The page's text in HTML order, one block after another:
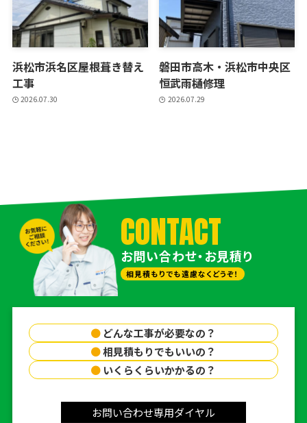
浜松市浜名区屋根葺き替え
工事
2026.07.30
磐田市高木・浜松市中央区
恒武雨樋修理
2026.07.29
CONTACT
お問い合わせ・お見積り
相見積もりでも遠慮なくどうぞ！
● どんな工事が必要なの？
●相見積もりでもいいの？
● いくらくらいかかるの？
お問い合わせ専用ダイヤル